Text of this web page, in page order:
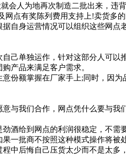
会人为地再次制造二批出来，违背
有奖陈列费用支持上!卖货多
自身运营情况可以组织这些网
单独运作，针对这部分人可以
产品来满足客户需求。
额掌握在厂家手上;同时，因为
我们合作，网点凭什么要与我
给到网点的利润很稳定，不需
一批商不按照这种模式操作将
中后悔自己压货太少而不是太多